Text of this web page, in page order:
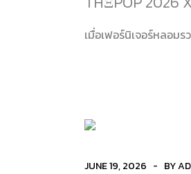
เมื่อเฟอร์นิเจอร์หลอม
JUNE 19, 2026 BY